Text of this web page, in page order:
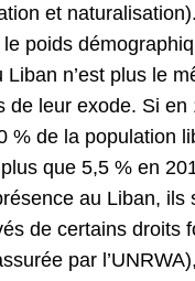
et
poids
n’est plus le
de leur exode. Si en
% de la population
que 5,5 % en
au Liban, ils
de certains droits
par